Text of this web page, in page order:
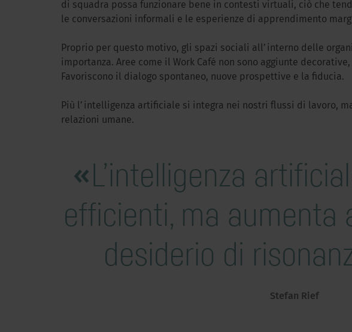
di squadra possa funzionare bene in contesti virtuali, ciò che
le conversazioni informali e le esperienze di apprendimento
Proprio per questo motivo, gli spazi sociali all’interno delle
importanza. Aree come il Work Café non sono aggiunte
Favoriscono il dialogo spontaneo, nuove prospettive e la fiducia.
Più l’intelligenza artificiale si integra nei nostri flussi di lavoro,
relazioni umane.
L’intelligenza
efficienti, ma aumenta
desiderio di
Stefan Rief